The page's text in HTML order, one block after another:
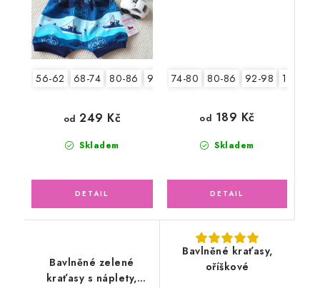
56-62 68-74 80-86 92-98
Skladem
od 249 Kč
74-80 80-86 92-98 104-110
Skladem
od 189 Kč
Bavlněné zelené
kraťasy s náplety,
Bavlněné kraťasy,
oříškové